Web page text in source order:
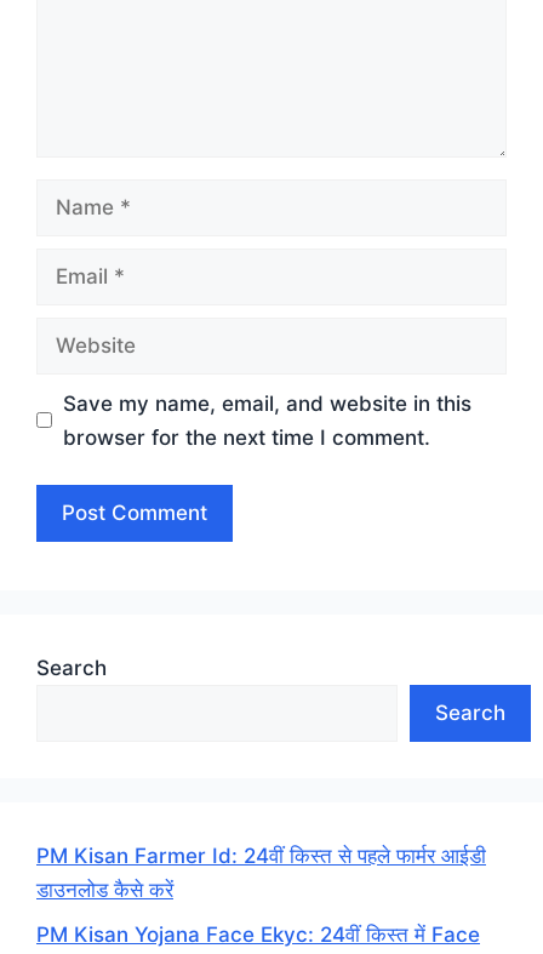
Name
Email
Website
Save my name, email, and website in this
browser for the next time I comment.
Search
Search
PM Kisan Farmer Id: 24वीं किस्त से पहले फार्मर आईडी
डाउनलोड कैसे करें
PM Kisan Yojana Face Ekyc: 24वीं किस्त में Face